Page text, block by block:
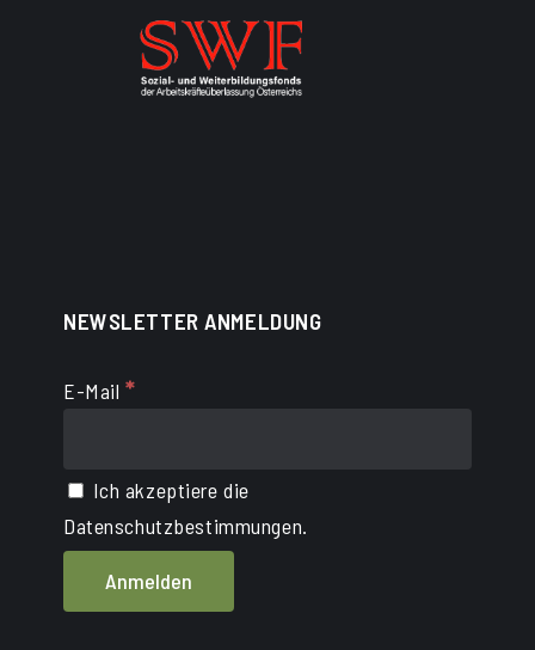
NEWSLETTER ANMELDUNG
E-Mail *
Ich akzeptiere die
Datenschutzbestimmungen.